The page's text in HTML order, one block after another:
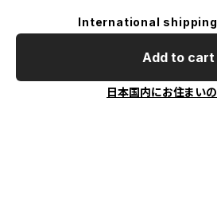
International
Add to cart
日本国内にお住まい